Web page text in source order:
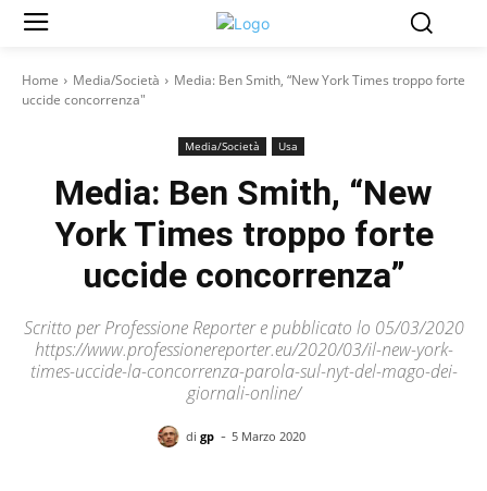
Home Media/Società
Media: Ben Smith, “New York Times troppo forte
uccide concorrenza"
Media/Società Usa
Media: Ben Smith, “New
York Times troppo forte
uccide concorrenza”
Scritto per Professione Reporter e pubblicato lo 05/03/2020
https://www.professionereporter.eu/2020/03/il-new-york-
times-uccide-la-concorrenza-parola-sul-nyt-del-mago-dei-
giornali-online/
di gp - 5 Marzo 2020